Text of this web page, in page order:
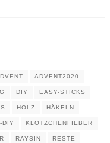
ADVENT2020
DIY EASY-STICKS
HOLZ HÄKELN
DIY KLÖTZCHENFIEBER
RAYSIN RESTE